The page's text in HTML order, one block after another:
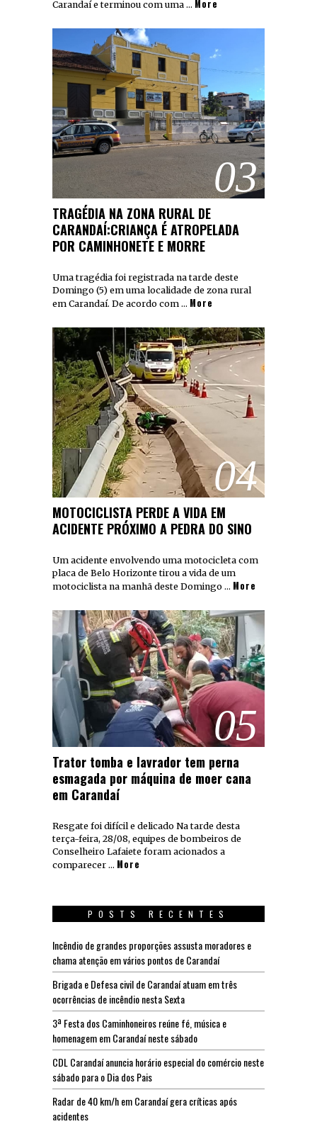
Carandaí e terminou com uma … More
03
TRAGÉDIA NA ZONA RURAL DE
CARANDAÍ:CRIANÇA É ATROPELADA
POR CAMINHONETE E MORRE
Uma tragédia foi registrada na tarde deste
Domingo (5) em uma localidade de zona rural
em Carandaí. De acordo com … More
04
MOTOCICLISTA PERDE A VIDA EM
ACIDENTE PRÓXIMO A PEDRA DO SINO
Um acidente envolvendo uma motocicleta com
placa de Belo Horizonte tirou a vida de um
motociclista na manhã deste Domingo … More
05
Trator tomba e lavrador tem perna
esmagada por máquina de moer cana
em Carandaí
Resgate foi difícil e delicado Na tarde desta
terça-feira, 28/08, equipes de bombeiros de
Conselheiro Lafaiete foram acionados a
comparecer … More
POSTS RECENTES
Incêndio de grandes proporções assusta moradores e
chama atenção em vários pontos de Carandaí
Brigada e Defesa civil de Carandaí atuam em três
ocorrências de incêndio nesta Sexta
3ª Festa dos Caminhoneiros reúne fé, música e
homenagem em Carandaí neste sábado
CDL Carandaí anuncia horário especial do comércio neste
sábado para o Dia dos Pais
Radar de 40 km/h em Carandaí gera críticas após
acidentes